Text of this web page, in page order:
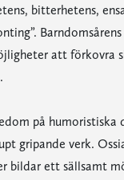
bitterhetens,
att förkovra
på
gripande verk.
bildar ett sällsamt